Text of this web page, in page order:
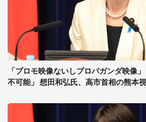
「プロモ映像ないしプロパガンダ映像
不可能」 想田和弘氏、高市首相の熊本